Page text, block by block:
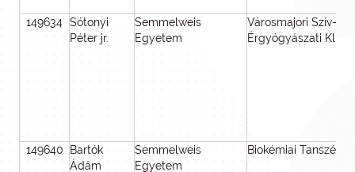
149634 Sótonyi
Péter jr.
Semmelweis
Egyetem
Városmajori Szív- és
Érgyógyászati
149640
Bartók
Ádám
Semmelweis
Egyetem
Biokémiai Tanszék